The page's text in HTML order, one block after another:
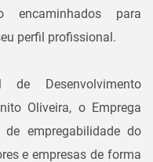
encaminhados para
perfil profissional.
Desenvolvimento
Oliveira, o Emprega
empregabilidade do
e empresas de forma